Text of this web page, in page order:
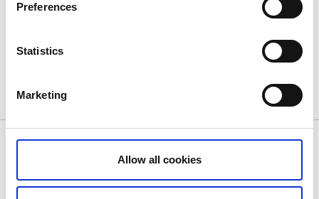
Preferences
Statistics
Marketing
Allow all cookies
Ibland abonneras tåget - information om inställd
Vid det årliga cykelloppet Vätternrundan samt på
Boka som grupp
Tåget kan bokas av grupper, bussar och företag.